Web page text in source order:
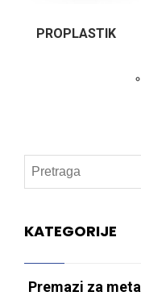
PROPLASTIK
KATEGORIJE
Premazi za